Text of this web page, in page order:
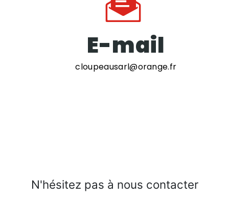
E-mail
cloupeausarl@orange.fr
N'hésitez pas à nous contacter